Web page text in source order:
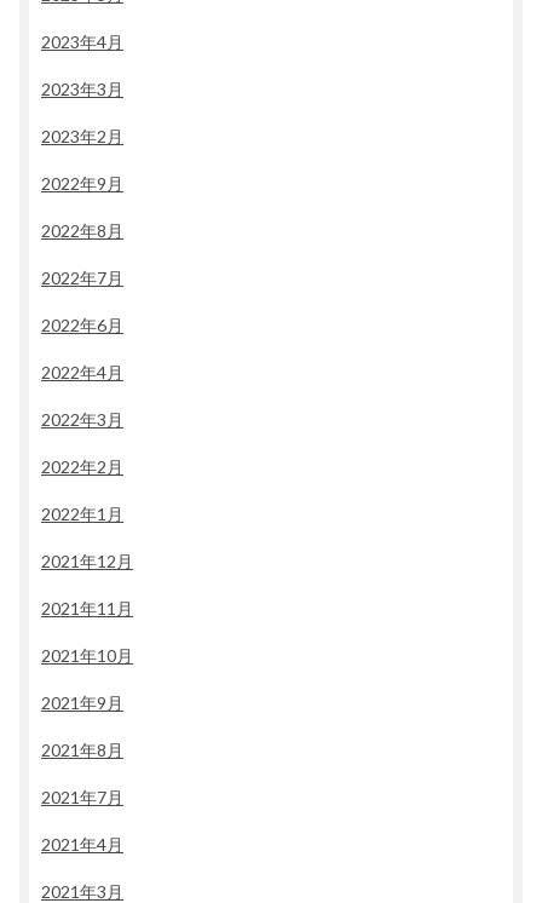
2023年4月
2023年3月
2023年2月
2022年9月
2022年8月
2022年7月
2022年6月
2022年4月
2022年3月
2022年2月
2022年1月
2021年12月
2021年11月
2021年10月
2021年9月
2021年8月
2021年7月
2021年4月
2021年3月